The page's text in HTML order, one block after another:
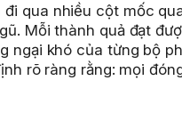
qua nhiều cột mốc
Mỗi thành quả đạt
ngại khó của từng bộ
rõ ràng rằng: mọi